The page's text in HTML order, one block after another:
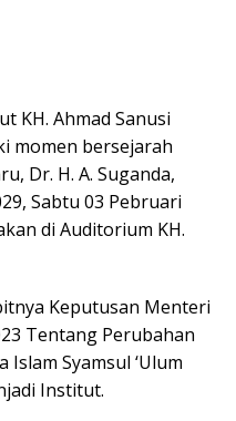
KH. Ahmad Sanusi
momen bersejarah
Dr. H. A. Suganda,
Sabtu 03 Pebruari
di Auditorium KH.
Keputusan Menteri
Tentang Perubahan
Syamsul ‘Ulum
Institut.